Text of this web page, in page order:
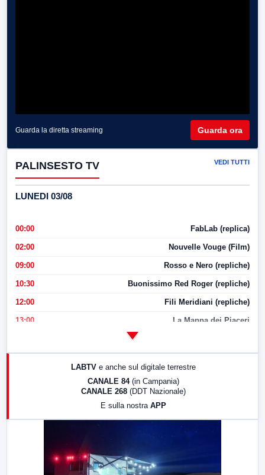
Guarda la diretta streaming Guarda ora
PALINSESTO TV VEDI TUTTI
LUNEDI 03/08
00:00 FabLab (replica)
02:00 Nouvelle Vouge (Film)
09:00 Rosso e Nero (repliche)
10:30 Buonissimo Red Roger (repliche)
12:00 Fili Meridiani (repliche)
13:00 La Mappa dei Piaceri
LABTV e anche sul digitale terrestre
CANALE 84 (in Campania)
CANALE 268 (DDT Nazionale)
E sulla nostra APP